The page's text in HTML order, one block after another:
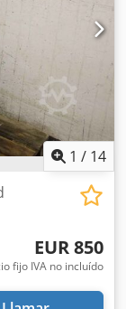
1 / 14
EUR 850
fijo IVA no incluído